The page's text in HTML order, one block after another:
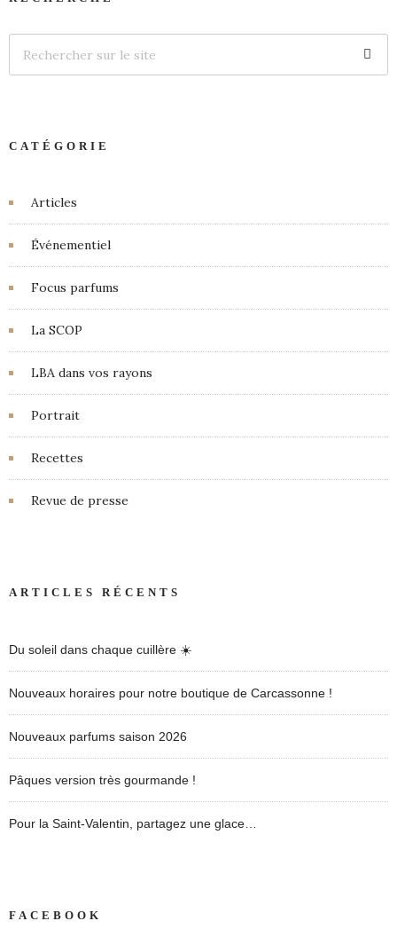
CATÉGORIE
Articles
Événementiel
Focus parfums
La SCOP
LBA dans vos rayons
Portrait
Recettes
Revue de presse
ARTICLES RÉCENTS
Du soleil dans chaque cuillère ☀️
Nouveaux horaires pour notre boutique de Carcassonne !
Nouveaux parfums saison 2026
Pâques version très gourmande !
Pour la Saint-Valentin, partagez une glace…
FACEBOOK